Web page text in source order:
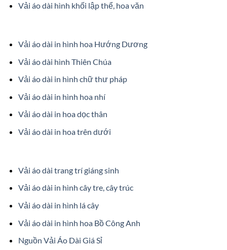
Vải áo dài hình khối lập thể, hoa văn
Vải áo dài in hình hoa Hướng Dương
Vải áo dài hình Thiên Chúa
Vải áo dài in hình chữ thư pháp
Vải áo dài in hình hoa nhí
Vải áo dài in hoa dọc thân
Vải áo dài in hoa trên dưới
Vải áo dài trang trí giáng sinh
Vải áo dài in hình cây tre, cây trúc
Vải áo dài in hình lá cây
Vải áo dài in hình hoa Bồ Công Anh
Nguồn Vải Áo Dài Giá Sỉ